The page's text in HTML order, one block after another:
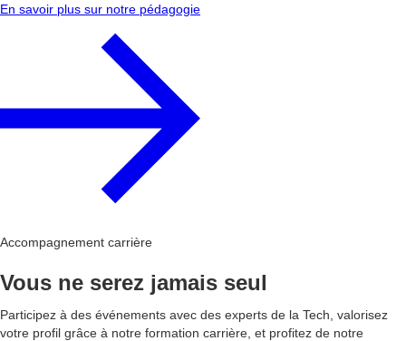
En savoir plus sur notre pédagogie
Accompagnement carrière
Vous ne serez jamais seul
Participez à des événements avec des experts de la Tech, valorisez
votre profil grâce à notre formation carrière, et profitez de notre